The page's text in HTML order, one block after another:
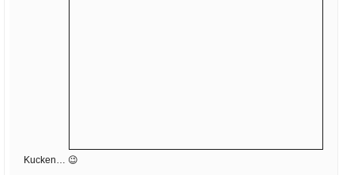
Kucken… 😉